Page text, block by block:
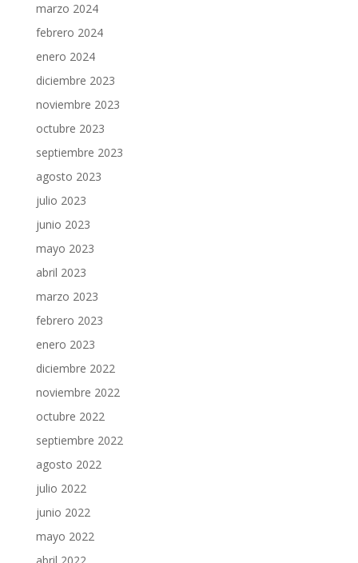
marzo 2024
febrero 2024
enero 2024
diciembre 2023
noviembre 2023
octubre 2023
septiembre 2023
agosto 2023
julio 2023
junio 2023
mayo 2023
abril 2023
marzo 2023
febrero 2023
enero 2023
diciembre 2022
noviembre 2022
octubre 2022
septiembre 2022
agosto 2022
julio 2022
junio 2022
mayo 2022